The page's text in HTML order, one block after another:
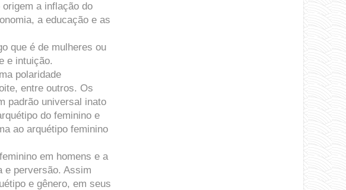
a inflação do
a educação e as
que é de mulheres ou
e intuição.
polaridade
entre outros. Os
padrão universal inato
do feminino e
ao arquétipo feminino
em homens e a
e perversão. Assim
e gênero, em seus